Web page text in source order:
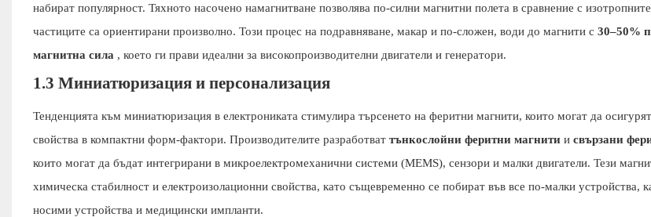
набират популярност. Тяхното насочено намагнитване позволява по-силни магнитни полета в сравнение с
частиците са ориентирани произволно. Този процес на подравняване, макар и по-сложен, води до магнити с 30–50%
магнитна сила , което ги прави идеални за високопроизводителни двигатели и генератори.
1.3 Миниатюризация и персонализация
Тенденцията към миниатюризация в електрониката стимулира търсенето на феритни магнити, които могат да
свойства в компактни форм-фактори. Производителите разработват тънкослойни феритни магнитии свързани
които могат да бъдат интегрирани в микроелектромеханични системи (MEMS), сензори и малки двигатели. Тези
химическа стабилност и електроизолационни свойства, като същевременно се побират във все по-малки устройства,
носими устройства и медицински импланти.